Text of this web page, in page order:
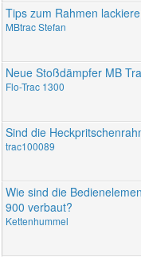
Tips zum Rahmen
MBtrac Stefan
Neue Stoßdämpfer MB
Flo-Trac 1300
Sind die
trac100089
Wie sind die
900 verbaut?
Kettenhummel